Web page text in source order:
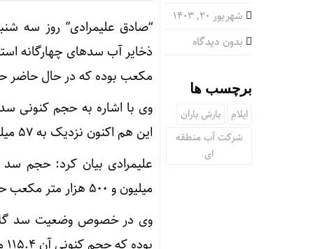
شهریور ۲۰, ۱۴۰۳
بدون دیدگاه
برچسب ها
ایلام
بارش باران
شرکت آب منطقه
ای
“صادق علیمرادی” روز سه
مکعب بوده که در حال حاضر حجم کنونی آن بیش از
این هم اکنون نزدیک به ۵۷ میلیون متر مکعب حجم ان معادل ۹۳ درصد پر است.
میلیون و ۵۰۰ هزار متر مکعب حجم ان معادل ۵۵ درصد پر شدگی دارد.
بوده که حجم کنونی آن ۱۱۵.۴ میلیون مترمکعب معادل ۷۹ درصد است.